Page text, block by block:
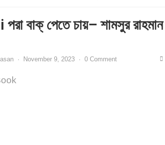
বাক্‌ পেতে চায়– শামসুর রাহমান
· November 9, 2023 · 0 Comment